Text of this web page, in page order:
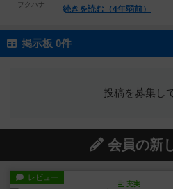
続きを読む（4年弱前）
フクハナ
掲示板 0件
投稿を募集し
会員の新
レビュー
充実